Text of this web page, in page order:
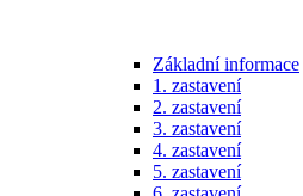
Základní informace
1. zastavení
2. zastavení
3. zastavení
4. zastavení
5. zastavení